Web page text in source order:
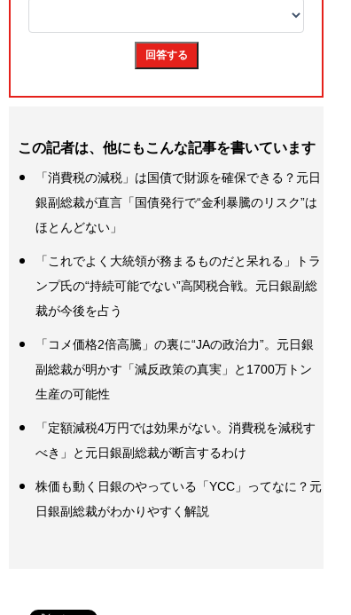
この記者は、他にもこんな記事を書いています
「消費税の減税」は国債で財源を確保できる？元日
銀副総裁が直言「国債発行で“金利暴騰のリスク”は
ほとんどない」
「これでよく大統領が務まるものだと呆れる」トラ
ンプ氏の“持続可能でない”高関税合戦。元日銀副総
裁が今後を占う
「コメ価格2倍高騰」の裏に“JAの政治力”。元日銀
副総裁が明かす「減反政策の真実」と1700万トン
生産の可能性
「定額減税4万円では効果がない。消費税を減税す
べき」と元日銀副総裁が断言するわけ
株価も動く日銀のやっている「YCC」ってなに？元
日銀副総裁がわかりやすく解説